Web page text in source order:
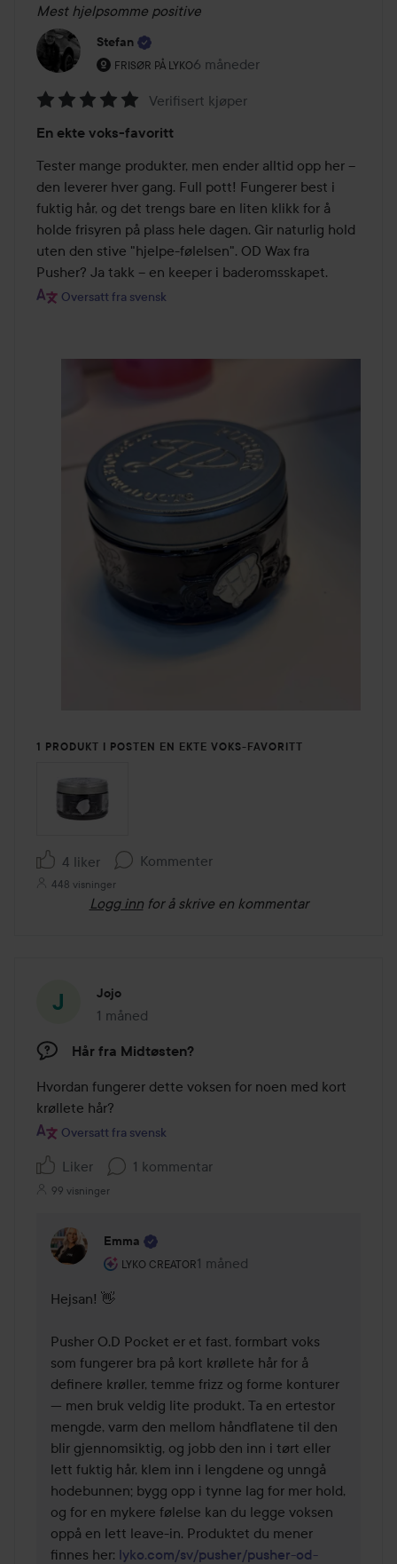
Mest hjelpsomme positive
Stefan
FRISØR PÅ LYKO
Brukerens rolle: Frisør på Lyko.
6 måneder
Innlegget ble opprettet 6
5
av
5
Verifisert kjøper
En ekte voks-favoritt
Tester mange produkter, men ender alltid opp her –
den leverer hver gang. Full pott! Fungerer best i
fuktig hår, og det trengs bare en liten klikk for å
holde frisyren på plass hele dagen. Gir naturlig hold
uten den stive "hjelpe-følelsen". OD Wax fra
Pusher? Ja takk – en keeper i baderomsskapet.
Oversatt fra svensk
1 PRODUKT I POSTEN EN EKTE VOKS-FAVORITT
4 liker Kommenter
448 visninger
Logg inn for å skrive en kommentar
Jojo
1 måned
Innlegget ble opprettet 1 måned
Hår fra Midtøsten?
Hvordan fungerer dette voksen for noen med kort
krøllete hår?
Oversatt fra svensk
Liker 1 kommentar
99 visninger
Emma
LYKO CREATOR
Brukerens rolle: Lyko Creator.
1 måned
Kommentaren lades 1 måned
Hejsan! 👋
Pusher O.D Pocket er et fast, formbart voks
som fungerer bra på kort krøllete hår for å
definere krøller, temme frizz og forme konturer
— men bruk veldig lite produkt. Ta en ertestor
mengde, varm den mellom håndflatene til den
blir gjennomsiktig, og jobb den inn i tørt eller
lett fuktig hår, klem inn i lengdene og unngå
hodebunnen; bygg opp i tynne lag for mer hold,
og for en mykere følelse kan du legge voksen
oppå en lett leave-in. Produktet du mener
finnes her: lyko.com/sv/pusher/pusher-od-